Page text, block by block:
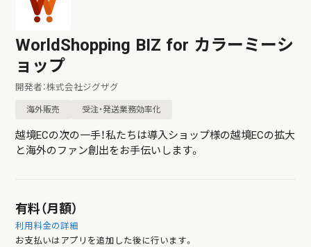
WorldShopping BIZ for カラーミーシ
ョップ
開発者：株式会社ジグザグ
海外販売 受注・発送業務効率化
越境ECの次の一手！私たちは導入ショップ様の越境ECの拡大
と海外のファン創出をお手伝いします。
有料（月額）
利用料金の詳細
お支払いはアプリを追加した後に行います。